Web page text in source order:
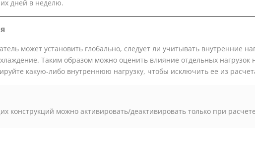
дней в неделю.
может установить глобально, следует ли учитывать внутренние
Таким образом можно оценить влияние отдельных нагрузок
какую-либо внутреннюю нагрузку, чтобы исключить ее из
конструкций можно активировать/деактивировать только при